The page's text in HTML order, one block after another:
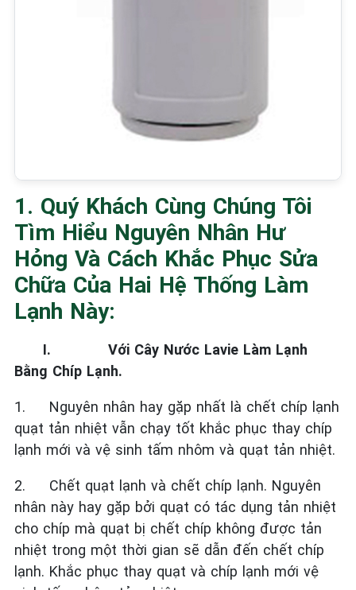
1. Quý Khách Cùng Chúng Tôi
Tìm Hiểu Nguyên Nhân Hư
Hỏng Và Cách Khắc Phục Sửa
Chữa Của Hai Hệ Thống Làm
Lạnh Này:
I. Với Cây Nước Lavie Làm Lạnh
Bằng Chíp Lạnh.
1. Nguyên nhân hay gặp nhất là chết chíp lạnh
quạt tản nhiệt vẫn chạy tốt khắc phục thay chíp
lạnh mới và vệ sinh tấm nhôm và quạt tản nhiệt.
2. Chết quạt lạnh và chết chíp lạnh. Nguyên
nhân này hay gặp bởi quạt có tác dụng tản nhiệt
cho chíp mà quạt bị chết chíp không được tản
nhiệt trong một thời gian sẽ dẫn đến chết chíp
lạnh. Khắc phục thay quạt và chíp lạnh mới vệ